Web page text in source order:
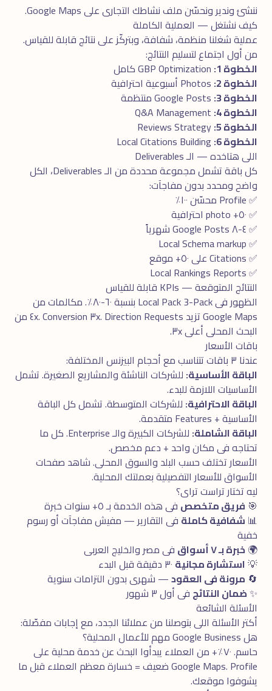
ننشئ وندير ونحسّن ملف نشاطك التجارى على Google Maps.
كيف نشتغل — العملية الكاملة
عملية شغلنا منظمة، شفافة، وبتركّز على نتائج قابلة للقياس.
من أول اجتماع لتسليم النتائج:
الخطوة 1:
الخطوة 2:
الخطوة 3:
الخطوة 4:
الخطوة 5:
الخطوة 6:
اللى هتاخده — الـ Deliverables
كل باقة تشمل مجموعة محددة من الـ Deliverables، الكل
واضح ومحدد بدون مفاجآت:
✅ Profile محسّن ١٠٠٪
✅ ٥٠+ photo احترافية
✅ ٤-٨ Google Posts شهرياً
✅ Local Schema markup
✅ Citations على ٥٠+ موقع
✅ Local Rankings Reports
النتائج المتوقعة — KPIs قابلة للقياس
الظهور فى Local Pack 3-Pack بنسبة ٦٠-٨٠٪. مكالمات من
Google Maps تزيد ٣x. Direction Requests ٤x. Conversion من
البحث المحلى أعلى ٣x.
باقات الأسعار
عندنا ٣ باقات تتناسب مع أحجام البيزنس المختلفة:
الباقة الأساسية: للشركات الناشئة والمشاريع الصغيرة. تشمل
الأساسيات اللازمة للبدء.
الباقة الاحترافية: للشركات المتوسطة. تشمل كل الباقة
الأساسية + Features متقدمة.
الباقة الشاملة:
للشركات الكبيرة والـ Enterprise. كل ما
تحتاجه فى مكان واحد + دعم مخصص.
الأسعار تختلف حسب البلد والسوق المحلى. شاهد صفحات
الأسواقللأسعار التفصيلية بعملتك المحلية.
ليه تختار تراست تراى؟
🎯 فريق متخصص فى هذه الخدمة بـ ٥+ سنوات خبرة
📊 شفافية كاملة فى التقارير — مفيش مفاجآت أو رسوم
خفية
🌍خبرة بـ ٧ أسواق
فى مصر والخليج العربى
💡استشارة مجانية
🔄 مرونة فى العقود— شهرى بدون التزامات سنوية
✨ضمان النتائج فى أول ٣ شهور
الأسئلة الشائعة
أكتر الأسئلة اللى بتوصلنا من عملائنا الجدد، مع إجابات مفصّلة:
هل Google Business مهم للأعمال المحلية؟
حاسم. ٧٠٪+ من العملاء يبدأوا البحث عن خدمة محلية على
Google Maps. Profile ضعيف = خسارة معظم العملاء قبل ما
يشوفوا موقعك.